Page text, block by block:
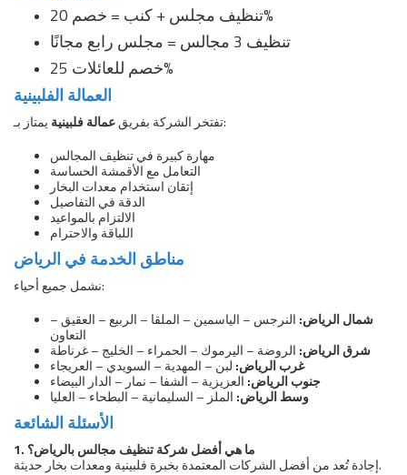
تنظيف مجلس + كنب = خصم 20%
تنظيف 3 مجالس = مجلس رابع مجانًا
خصم للعائلات 25%
العمالة الفلبينية
تفتخر الشركة بفريقعمالة فلبينية
يمتاز بـ:
مهارة كبيرة في تنظيف المجالس
التعامل مع الأقمشة الحساسة
إتقان استخدام معدات البخار
الدقة في التفاصيل
الالتزام بالمواعيد
اللباقة والاحترام
مناطق الخدمة في الرياض
نشمل جميع أحياء:
شمال الرياض: النرجس – الياسمين – الملقا – الربيع – العقيق –
التعاون
شرق الرياض: الروضة – اليرموك – الحمراء – الخليج – غرناطة
غرب الرياض: لبن – المهدية – السويدي – العريجاء
جنوب الرياض:العزيزية – الشفا – نمار – الدار البيضاء
وسط الرياض: الملز – السليمانية – البطحاء – العليا
الأسئلة الشائعة
1. ما هي أفضل شركة تنظيف مجالس بالرياض؟
إجادة تُعد من أفضل الشركات المعتمدة بخبرة فلبينية ومعدات بخار حديثة.